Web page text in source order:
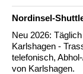
Nordinsel-
Neu 2026:
Karlshagen -
telefonisch,
von Karlshagen.